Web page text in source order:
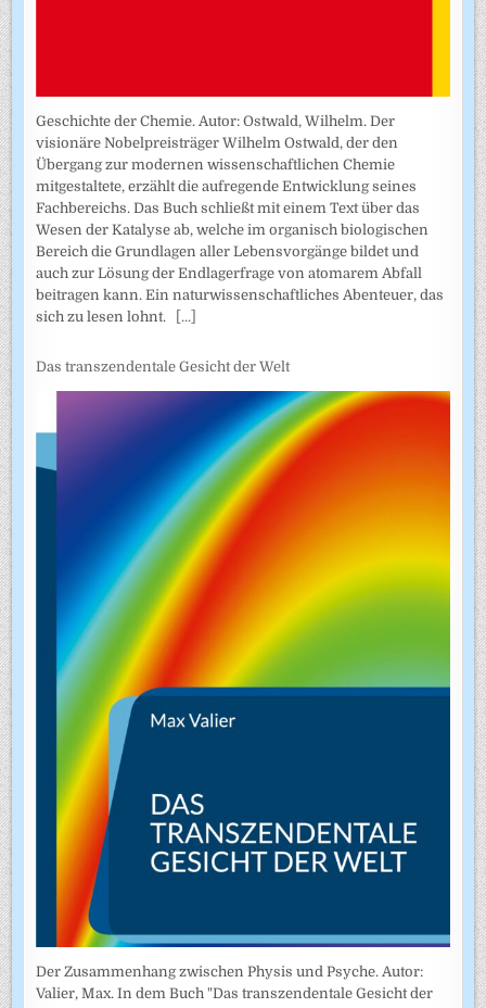
Geschichte der Chemie. Autor: Ostwald, Wilhelm. Der
visionäre Nobelpreisträger Wilhelm Ostwald, der den
Übergang zur modernen wissenschaftlichen Chemie
mitgestaltete, erzählt die aufregende Entwicklung seines
Fachbereichs. Das Buch schließt mit einem Text über das
Wesen der Katalyse ab, welche im organisch biologischen
Bereich die Grundlagen aller Lebensvorgänge bildet und
auch zur Lösung der Endlagerfrage von atomarem Abfall
beitragen kann. Ein naturwissenschaftliches Abenteuer, das
sich zu lesen lohnt.
[...]
Das transzendentale Gesicht der Welt
Der Zusammenhang zwischen Physis und Psyche. Autor:
Valier, Max. In dem Buch "Das transzendentale Gesicht der